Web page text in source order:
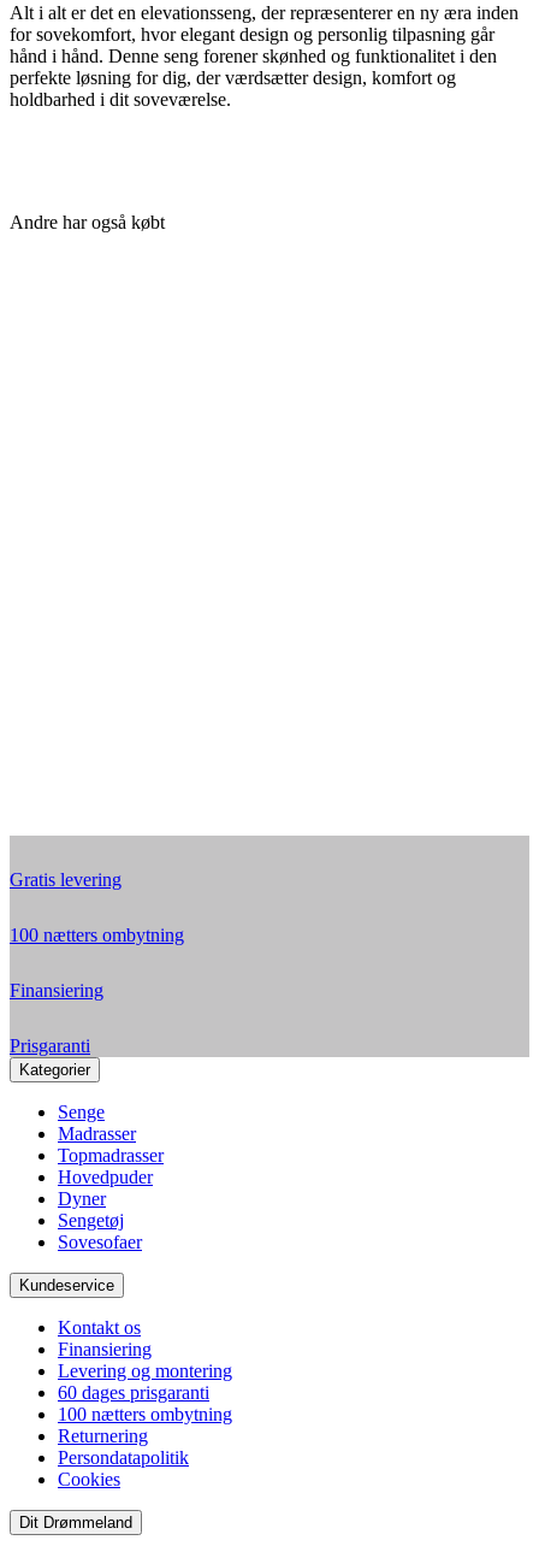
Alt i alt er det en elevationsseng, der repræsenterer en ny æra inden
for sovekomfort, hvor elegant design og personlig tilpasning går
hånd i hånd. Denne seng forener skønhed og funktionalitet i den
perfekte løsning for dig, der værdsætter design, komfort og
holdbarhed i dit soveværelse.
Andre har også købt
Gratis levering
100 nætters ombytning
Finansiering
Prisgaranti
Kategorier
Senge
Madrasser
Topmadrasser
Hovedpuder
Dyner
Sengetøj
Sovesofaer
Kundeservice
Kontakt os
Finansiering
Levering og montering
60 dages prisgaranti
100 nætters ombytning
Returnering
Persondatapolitik
Cookies
Dit Drømmeland